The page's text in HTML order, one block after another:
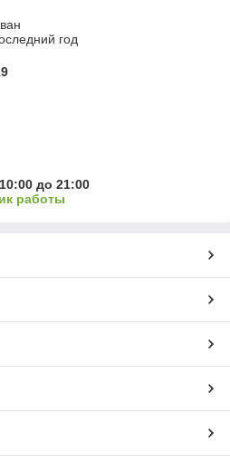
год
до 21:00
работы